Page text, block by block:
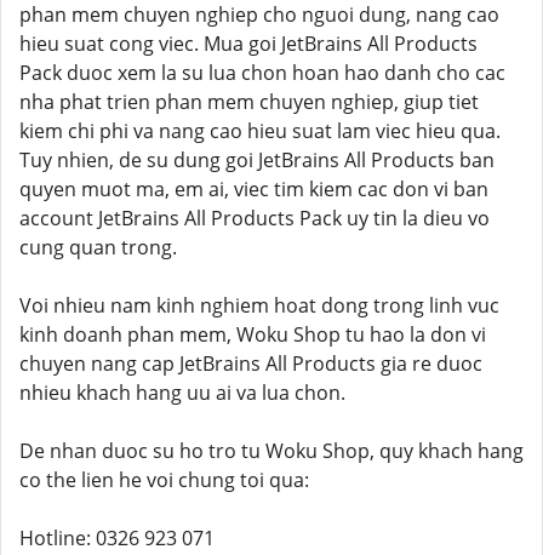
phan mem chuyen nghiep cho nguoi dung, nang cao
hieu suat cong viec. Mua goi JetBrains All Products
Pack duoc xem la su lua chon hoan hao danh cho cac
nha phat trien phan mem chuyen nghiep, giup tiet
kiem chi phi va nang cao hieu suat lam viec hieu qua.
Tuy nhien, de su dung goi JetBrains All Products ban
quyen muot ma, em ai, viec tim kiem cac don vi ban
account JetBrains All Products Pack uy tin la dieu vo
cung quan trong.
Voi nhieu nam kinh nghiem hoat dong trong linh vuc
kinh doanh phan mem, Woku Shop tu hao la don vi
chuyen nang cap JetBrains All Products gia re duoc
nhieu khach hang uu ai va lua chon.
De nhan duoc su ho tro tu Woku Shop, quy khach hang
co the lien he voi chung toi qua:
Hotline: 0326 923 071